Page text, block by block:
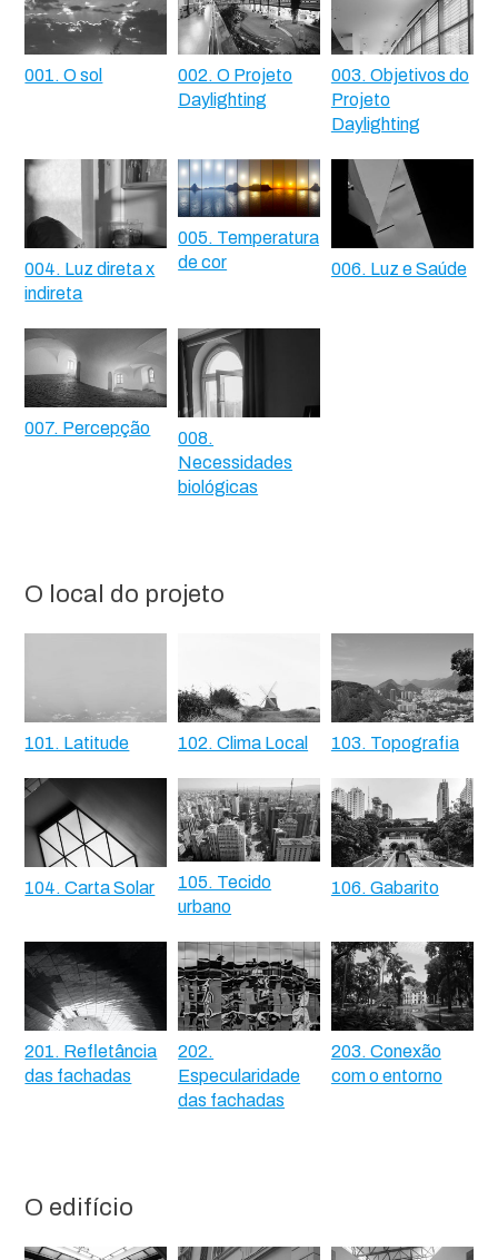
001. O sol
002. O Projeto
Daylighting
003. Objetivos do
Projeto
Daylighting
004. Luz direta x
indireta
005. Temperatura
de cor
006. Luz e Saúde
007. Percepção
008.
Necessidades
biológicas
O local do projeto
101. Latitude 102. Clima Local 103. Topografia
104. Carta Solar
105. Tecido
urbano
106. Gabarito
201. Refletância
das fachadas
202.
Especularidade
das fachadas
203. Conexão
com o entorno
O edifício